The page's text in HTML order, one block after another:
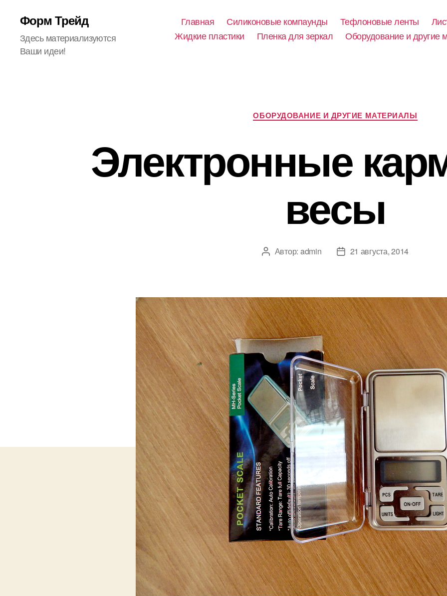
Форм Трейд
Здесь материализуются
Ваши идеи!
Главная Силиконовые компаунды Тефлоновые ленты
Жидкие пластики
Пленка для зеркал Оборудование и другие
Рубрики
ОБОРУДОВАНИЕ И ДРУГИЕ МАТЕРИАЛЫ
Электронные
весы
Автор
Автор: admin
Дата21 августа, 2014